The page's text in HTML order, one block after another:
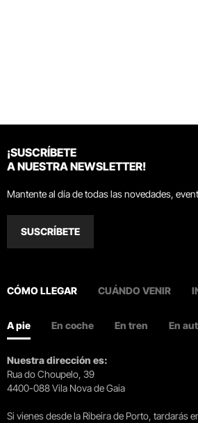
¡SUSCRÍBETE
A NUESTRA NEWSLETTER!
Mantente al día de todas las novedades,
SUSCRÍBETE
CÓMO LLEGAR CUÁNDO VENIR
A pie En coche En tren En
Nuestra dirección es:
Rua do Choupelo, 39
4400-088 Vila Nova de Gaia
Si vienes desde la Ribeira de Porto, tardarás